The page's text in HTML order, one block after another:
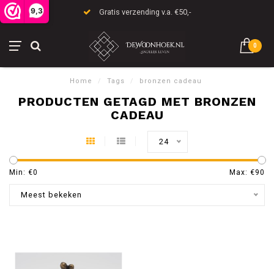
9,3 Gratis verzending v.a. €50,-
0
Home / Tags / bronzen cadeau
PRODUCTEN GETAGD MET BRONZEN
CADEAU
24
Min: €0 Max: €90
Meest bekeken